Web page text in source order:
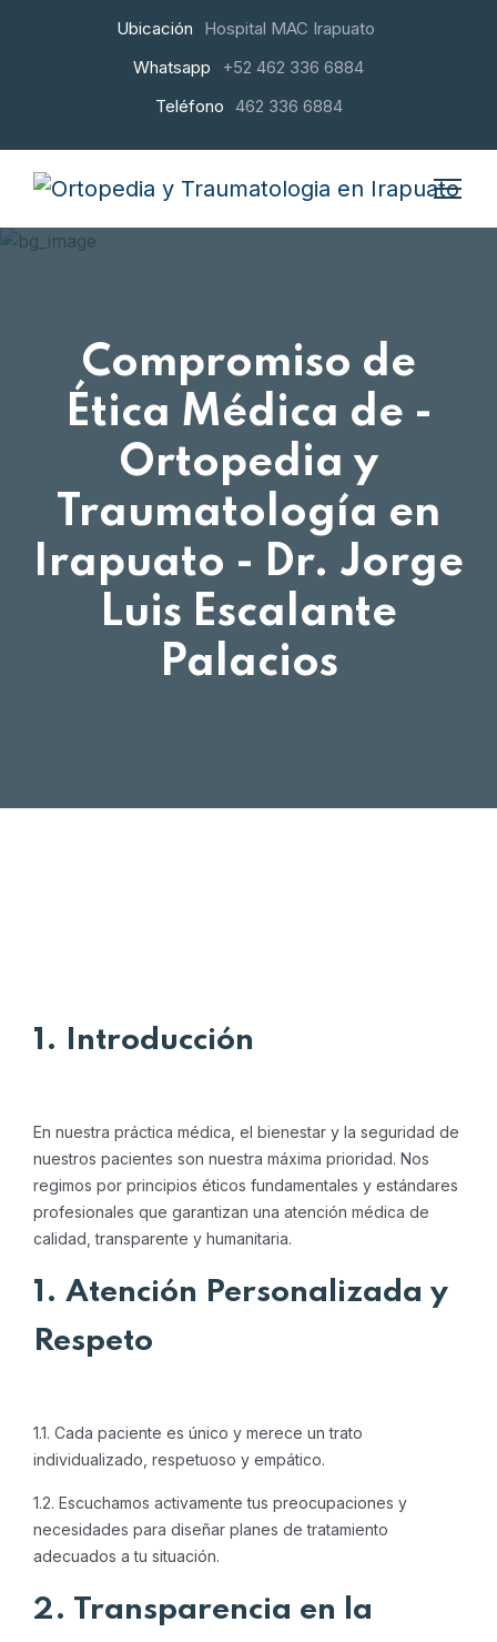
Ubicación
Hospital MAC Irapuato
Whatsapp
+52 462 336 6884
Teléfono 462 336 6884
Compromiso de
Ética Médica de -
Ortopedia y
Traumatología en
Irapuato - Dr. Jorge
Luis Escalante
Palacios
1. Introducción
En nuestra práctica médica, el bienestar y la seguridad de
nuestros pacientes son nuestra máxima prioridad. Nos
regimos por principios éticos fundamentales y estándares
profesionales que garantizan una atención médica de
calidad, transparente y humanitaria.
1. Atención Personalizada y
Respeto
1.1. Cada paciente es único y merece un trato
individualizado, respetuoso y empático.
1.2. Escuchamos activamente tus preocupaciones y
necesidades para diseñar planes de tratamiento
adecuados a tu situación.
2. Transparencia en la